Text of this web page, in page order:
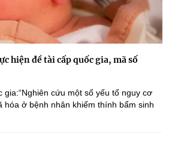
hiện đề tài cấp quốc gia, mã số
gia:“Nghiên cứu một số yếu tố nguy cơ
hóa ở bệnh nhân khiếm thính bẩm sinh